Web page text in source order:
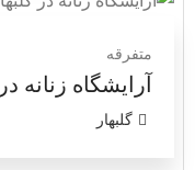
متفرقه
آرایشگاه زنانه
گلبهار